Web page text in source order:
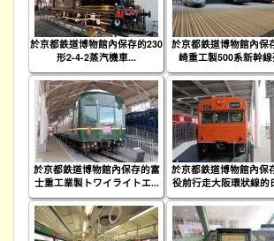
於京都鉄道博物館內保存的230
形2-4-2蒸汽機車...
於京都鉄道博物館內保
崎重工製500系新幹
於京都鉄道博物館內保存的富
士重工業製トワイライトエ...
於京都鉄道博物館內保
役前行走大阪環狀線的